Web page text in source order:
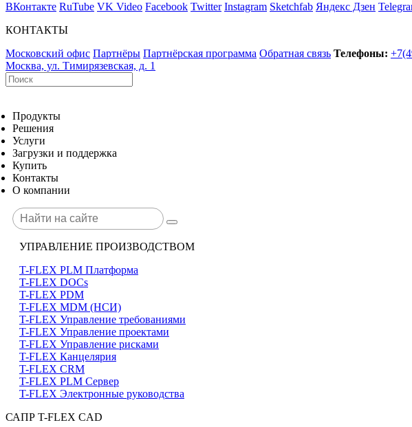
ВКонтакте RuTube VK Video Facebook Twitter Instagram Sketchfab Яндекс Дзен
КОНТАКТЫ
Московский офис Партнёры Партнёрская программа Обратная связь Телефоны:
Москва, ул. Тимирязевская, д. 1
Продукты
Решения
Услуги
Загрузки и поддержка
Купить
Контакты
О компании
УПРАВЛЕНИЕ ПРОИЗВОДСТВОМ
T-FLEX PLM Платформа
T-FLEX DOCs
T-FLEX PDM
T-FLEX MDM (НСИ)
T-FLEX Управление требованиями
T-FLEX Управление проектами
T-FLEX Управление рисками
T-FLEX Канцелярия
T-FLEX CRM
T-FLEX PLM Сервер
T-FLEX Электронные руководства
САПР T-FLEX CAD